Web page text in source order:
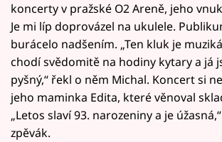
koncerty v pražské O2 Areně, jeho
Je mi líp doprovázel na ukulele.
burácelo nadšením. „Ten kluk je
chodí svědomitě na hodiny kytary a já
pyšný,“ řekl o něm Michal. Koncert si
jeho maminka Edita, které věnoval
„Letos slaví 93. narozeniny a je
zpěvák.